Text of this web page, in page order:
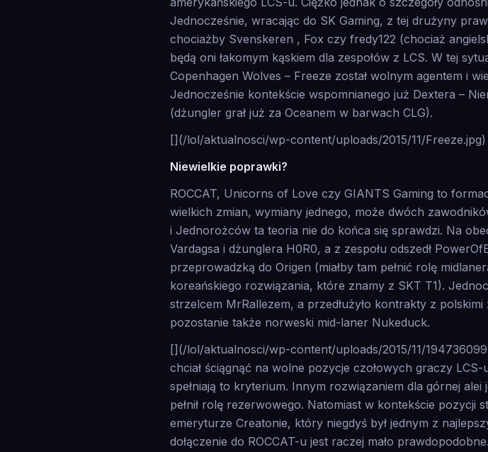
Jednocześnie, wracając do SK Gaming, z tej drużyny
chociażby Svenskeren , Fox czy fredy122 (chociaż
będą oni łakomym kąskiem dla zespołów z LCS. W tej
Copenhagen Wolves – Freeze został wolnym agentem i
Jednocześnie kontekście wspomnianego już Dextera –
(dżungler grał już za Oceanem w barwach CLG).
[](/lol/aktualnosci/wp-content/uploads/2015/11/Freeze.jpg)
Niewielkie poprawki?
ROCCAT, Unicorns of Love czy GIANTS Gaming to
wielkich zmian, wymiany jednego, może dwóch
i Jednorożców ta teoria nie do końca się sprawdzi. Na
Vardagsa i dżunglera H0R0, a z zespołu odszedł
przeprowadzką do Origen (miałby tam pełnić rolę
koreańskiego rozwiązania, które znamy z SKT T1).
strzelcem MrRallezem, a przedłużyło kontrakty z
pozostanie także norweski mid-laner Nukeduck.
[](/lol/aktualnosci/wp-content/uploads/2015/11/
chciał ściągnąć na wolne pozycje czołowych graczy
spełniają to kryterium. Innym rozwiązaniem dla górnej
pełnił rolę rezerwowego. Natomiast w kontekście pozycji
emeryturze Creatonie, który niegdyś był jednym z
dołączenie do ROCCAT-u jest raczej mało